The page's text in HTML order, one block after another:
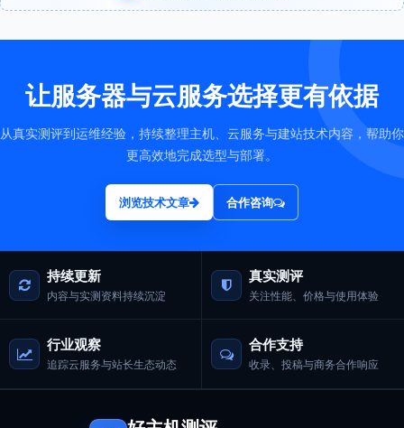
让服务器与云服务选择更有依据
从真实测评到运维经验，持续整理主机、云服务与建站技术内容，帮助你
更高效地完成选型与部署。
浏览技术文章 合作咨询
持续更新
内容与实测资料持续沉淀
真实测评
关注性能、价格与使用体验
行业观察
追踪云服务与站长生态动态
合作支持
收录、投稿与商务合作响应